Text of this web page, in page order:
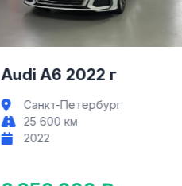
Audi A6 2022 г
Санкт-Петербург
25 600 км
2022